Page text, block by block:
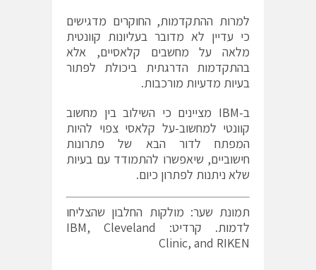
למרות ההתקדמות, החוקרים מדגישים
כי עדיין לא מדובר בעליונות קוונטית
מלאה על מחשבים קלאסיים, אלא
בהתקדמות הדרגתית ביכולת לפתור
בעיות מדעיות מורכבות.
ב-IBM מציינים כי השילוב בין מחשוב
קוונטי למחשוב-על קלאסי צפוי להיות
המפתח לדור הבא של פתרונות
חישוביים, שיאפשרו להתמודד עם בעיות
שלא ניתנות לפתרון כיום.
תמונת שער: מולקות החלבון שהצליחו
לדמות. קרדיט: IBM, Cleveland
Clinic, and RIKEN